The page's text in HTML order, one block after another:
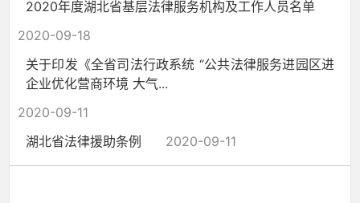
2020年度湖北省基层法律服务机构及工作人员名单
2020-09-18
关于印发《全省司法行政系统 “公共法律服务进园区进
企业优化营商环境 大气...
2020-09-11
湖北省法律援助条例
2020-09-11